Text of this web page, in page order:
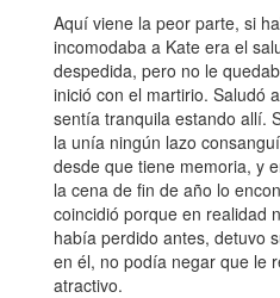
Aquí viene la peor parte, si
incomodaba a Kate era el
despedida, pero no le
inició con el martirio. Saludó
sentía tranquila estando allí.
la unía ningún lazo
desde que tiene memoria, y
la cena de fin de año lo
coincidió porque en realidad
había perdido antes, detuvo
en él, no podía negar que le
atractivo.